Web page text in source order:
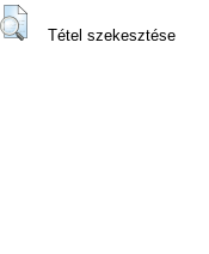
Tétel szekesztése